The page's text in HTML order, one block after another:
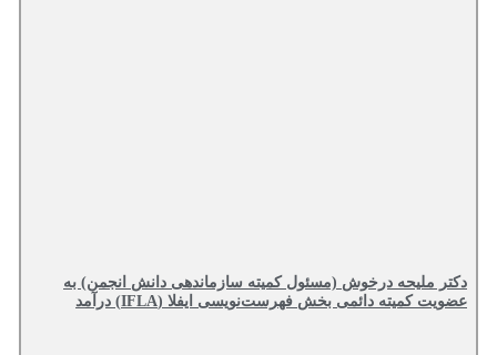
دکتر ملیحه درخوش (مسئول کمیته سازماندهی دانش انجمن) به
عضویت کمیته دائمی بخش فهرست‌نویسی ایفلا (IFLA) درآمد